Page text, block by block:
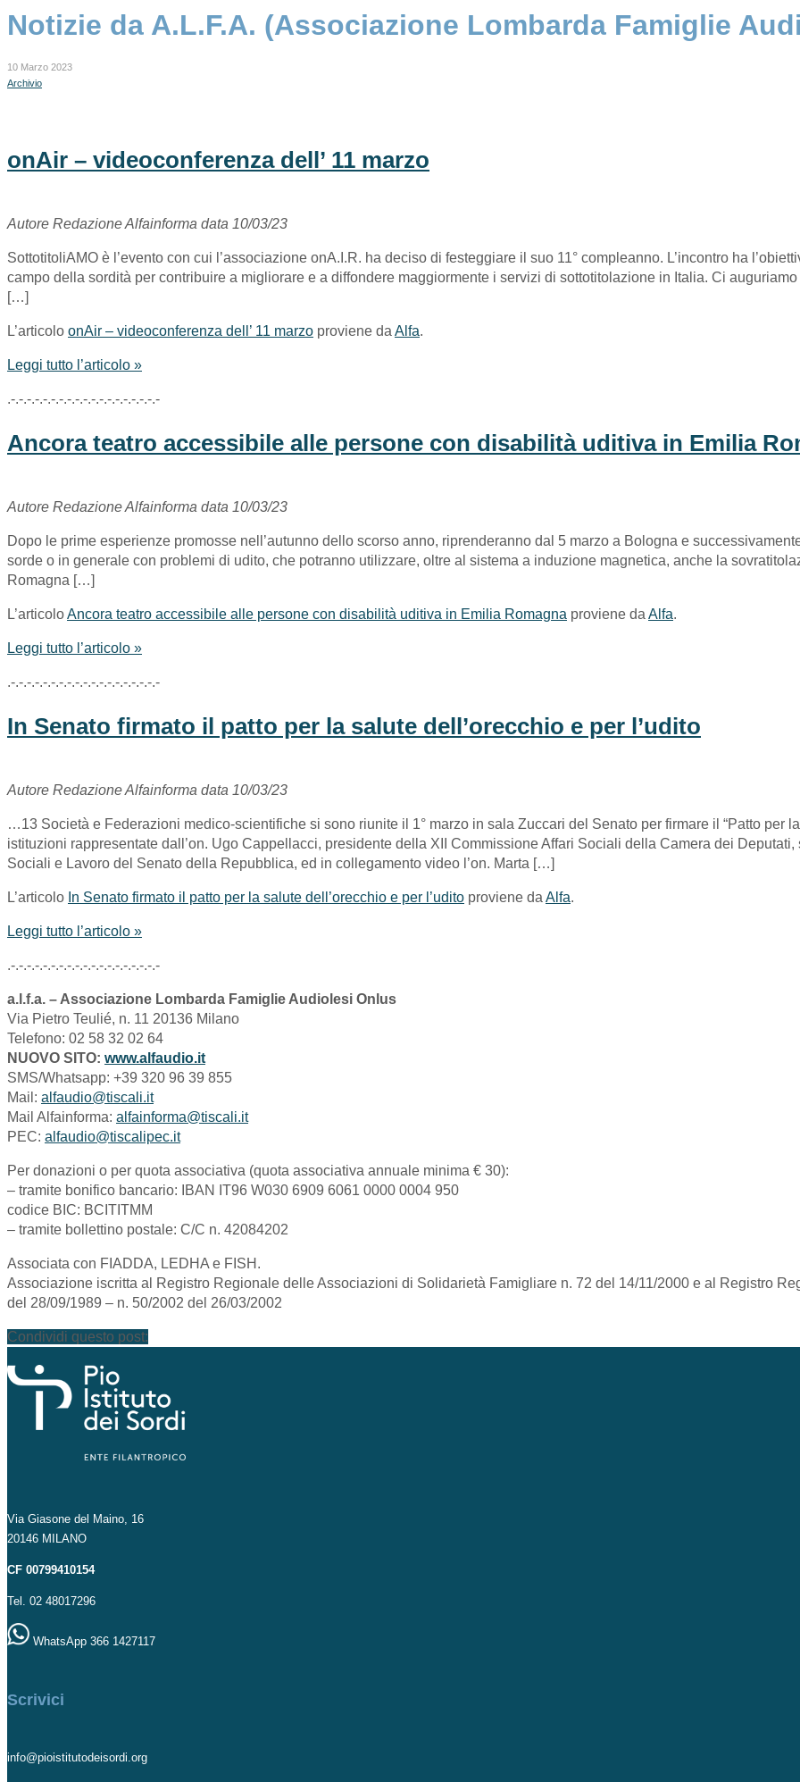
Notizie da A.L.F.A. (Associazione Lombarda Famiglie
10 Marzo 2023
Archivio
onAir – videoconferenza dell’ 11 marzo
Autore Redazione Alfainforma data 10/03/23
SottotitoliAMO è l’evento con cui l’associazione onA.I.R. ha deciso di festeggiare il suo 11° compleanno. L’incontro ha
campo della sordità per contribuire a migliorare e a diffondere maggiormente i servizi di sottotitolazione in Italia. Ci
[…]
L’articolo onAir – videoconferenza dell’ 11 marzo proviene da Alfa.
Leggi tutto l’articolo »
.-.-.-.-.-.-.-.-.-.-.-.-.-.-.-.-.-.-.-
Ancora teatro accessibile alle persone con disabilità uditiva in Emilia
Autore Redazione Alfainforma data 10/03/23
Dopo le prime esperienze promosse nell’autunno dello scorso anno, riprenderanno dal 5 marzo a Bologna e
sorde o in generale con problemi di udito, che potranno utilizzare, oltre al sistema a induzione magnetica, anche la
Romagna […]
L’articoloAncora teatro accessibile alle persone con disabilità uditiva in Emilia Romagna proviene da Alfa.
Leggi tutto l’articolo »
.-.-.-.-.-.-.-.-.-.-.-.-.-.-.-.-.-.-.-
In Senato firmato il patto per la salute dell’orecchio e per l’udito
Autore Redazione Alfainforma data 10/03/23
…13 Società e Federazioni medico-scientifiche si sono riunite il 1° marzo in sala Zuccari del Senato per firmare il “Patto per
istituzioni rappresentate dall’on. Ugo Cappellacci, presidente della XII Commissione Affari Sociali della Camera dei
Sociali e Lavoro del Senato della Repubblica, ed in collegamento video l’on. Marta […]
L’articolo In Senato firmato il patto per la salute dell’orecchio e per l’udito proviene da Alfa.
Leggi tutto l’articolo »
.-.-.-.-.-.-.-.-.-.-.-.-.-.-.-.-.-.-.-
a.l.f.a. – Associazione Lombarda Famiglie Audiolesi Onlus
Via Pietro Teulié, n. 11 20136 Milano
Telefono: 02 58 32 02 64
NUOVO SITO: www.alfaudio.it
SMS/Whatsapp: +39 320 96 39 855
Mail: alfaudio@tiscali.it
Mail Alfainforma: alfainforma@tiscali.it
PEC: alfaudio@tiscalipec.it
Per donazioni o per quota associativa (quota associativa annuale minima € 30):
– tramite bonifico bancario: IBAN IT96 W030 6909 6061 0000 0004 950
codice BIC: BCITITMM
– tramite bollettino postale: C/C n. 42084202
Associata con FIADDA, LEDHA e FISH.
Associazione iscritta al Registro Regionale delle Associazioni di Solidarietà Famigliare n. 72 del 14/11/2000 e al Registro
del 28/09/1989 – n. 50/2002 del 26/03/2002
Condividi questo post:
Via Giasone del Maino, 16
20146 MILANO
CF 00799410154
Tel. 02 48017296
WhatsApp 366 1427117
Scrivici
info@pioistitutodeisordi.org